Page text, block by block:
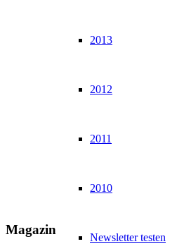
2013
2012
2011
2010
Newsletter testen
Magazin